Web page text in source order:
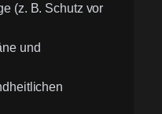
(z. B. Schutz vor
und